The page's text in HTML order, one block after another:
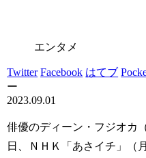
エンタメ
Twitter Facebook はてブ
ー
2023.09.01
俳優のディーン・フジオカ
日、ＮＨＫ「あさイチ」（